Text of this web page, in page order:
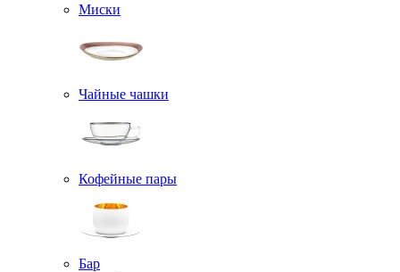
Миски
Чайные чашки
Кофейные пары
Бар